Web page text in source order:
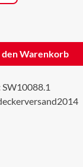
Gib den
den Warenkorb
SW10088.1